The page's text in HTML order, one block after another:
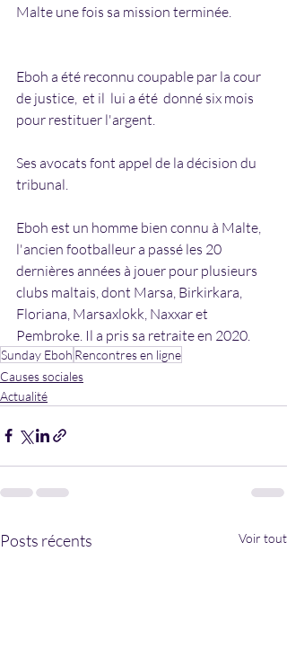
Malte une fois sa mission terminée.
Eboh a été reconnu coupable par la cour
de justice,  et il  lui a été  donné six mois
pour restituer l'argent.
Ses avocats font appel de la décision du
tribunal.
Eboh est un homme bien connu à Malte,
l'ancien footballeur a passé les 20
dernières années à jouer pour plusieurs
clubs maltais, dont Marsa, Birkirkara,
Floriana, Marsaxlokk, Naxxar et
Pembroke. Il a pris sa retraite en 2020.
Sunday Eboh Rencontres en ligne
Causes sociales
Actualité
Posts récents Voir tout